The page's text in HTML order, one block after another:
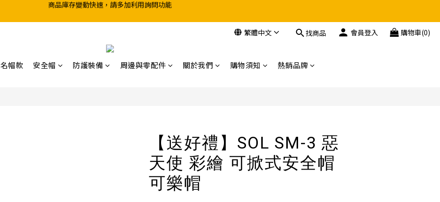
超取滿199、宅配滿490 享免運優惠
繁體中文 找商品 會員登入 購物車(0)
帽款 安全帽 防護裝備 周邊與零配件 關於我們 購物須知 熱銷品牌
【送好禮】SOL SM-3 惡
天使 彩繪 可掀式安全帽
可樂帽